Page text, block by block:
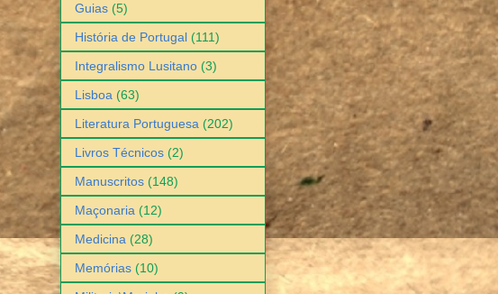
Guias (5)
História de Portugal (111)
Integralismo Lusitano (3)
Lisboa (63)
Literatura Portuguesa (202)
Livros Técnicos (2)
Manuscritos (148)
Maçonaria (12)
Medicina (28)
Memórias (10)